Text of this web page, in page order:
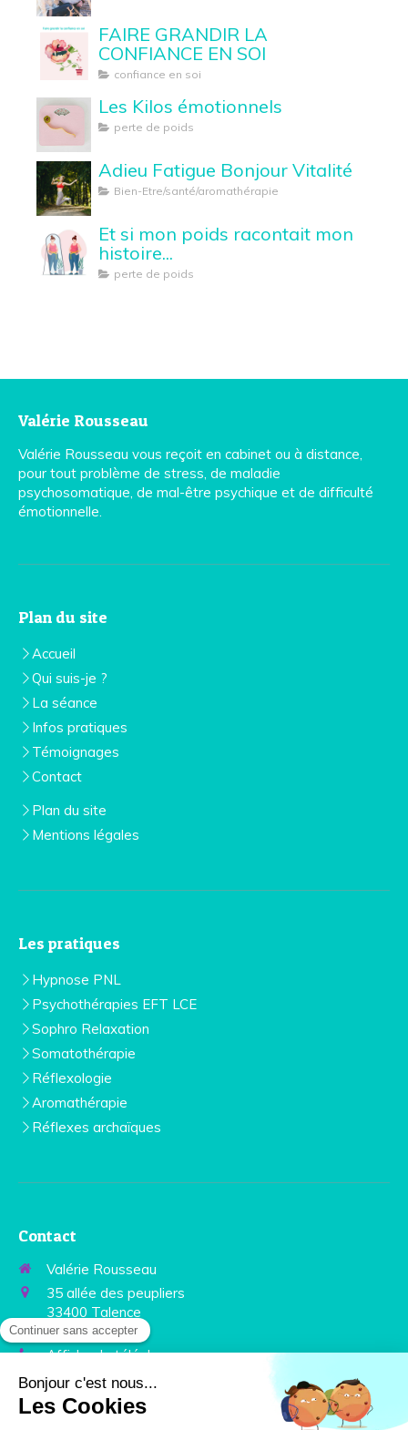
FAIRE GRANDIR LA
CONFIANCE EN SOI
confiance en soi
Les Kilos émotionnels
perte de poids
Adieu Fatigue Bonjour Vitalité
Bien-Etre/santé/aromathérapie
Et si mon poids racontait mon
histoire...
perte de poids
Valérie Rousseau
Valérie Rousseau vous reçoit en cabinet ou à distance,
pour tout problème de stress, de maladie
psychosomatique, de mal-être psychique et de difficulté
émotionnelle.
Plan du site
Accueil
Qui suis-je ?
La séance
Infos pratiques
Témoignages
Contact
Plan du site
Mentions légales
Les pratiques
Hypnose PNL
Psychothérapies EFT LCE
Sophro Relaxation
Somatothérapie
Réflexologie
Aromathérapie
Réflexes archaïques
Contact
Valérie Rousseau
35 allée des peupliers
33400 Talence
France
Afficher le téléphone
Prendre rendez-vous